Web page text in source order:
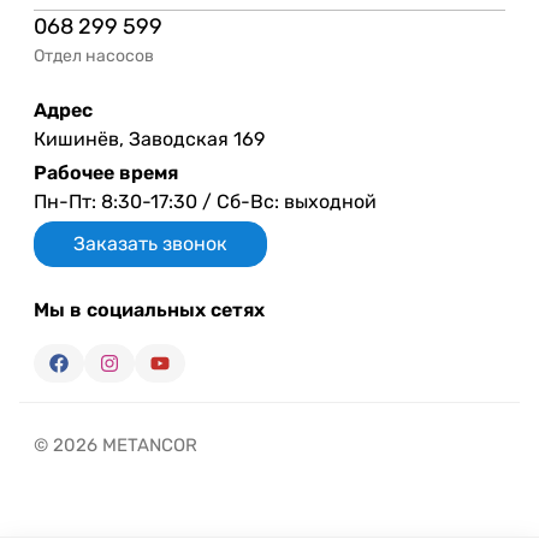
068 299 599
Отдел насосов
Адрес
Кишинёв, Заводская 169
Рабочее время
Пн-Пт: 8:30-17:30 / Сб-Вс: выходной
Заказать звонок
Мы в социальных сетях
© 2026 METANCOR